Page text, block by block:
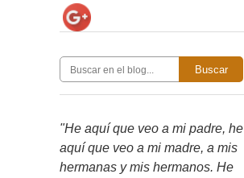
Buscar
"He aquí que veo a mi padre, he
aquí que veo a mi madre, a mis
hermanas y mis hermanos. He